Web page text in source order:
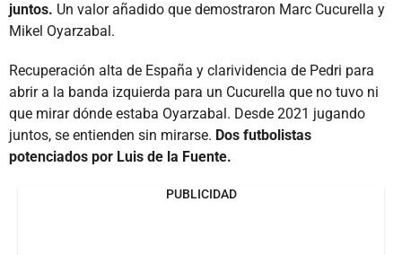
juntos. Un valor añadido que demostraron Marc Cucurella y
Mikel Oyarzabal.
Recuperación alta de España y clarividencia de Pedri para
abrir a la banda izquierda para un Cucurella que no tuvo ni
que mirar dónde estaba Oyarzabal. Desde 2021 jugando
juntos, se entienden sin mirarse. Dos futbolistas
potenciados por Luis de la Fuente.
PUBLICIDAD